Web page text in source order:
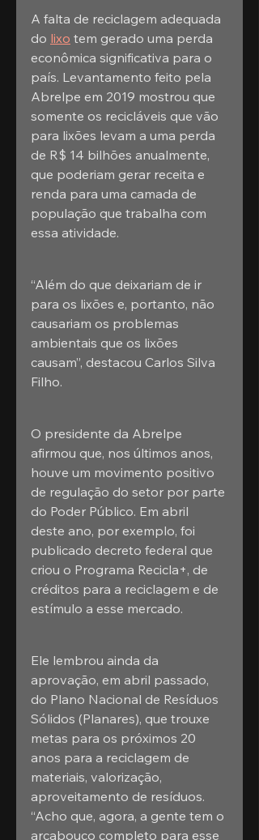
A falta de reciclagem adequada
do lixo tem gerado uma perda
econômica significativa para o
país. Levantamento feito pela
Abrelpe em 2019 mostrou que
somente os recicláveis que vão
para lixões levam a uma perda
de R$ 14 bilhões anualmente,
que poderiam gerar receita e
renda para uma camada de
população que trabalha com
essa atividade.
“Além do que deixariam de ir
para os lixões e, portanto, não
causariam os problemas
ambientais que os lixões
causam”, destacou Carlos Silva
Filho.
O presidente da Abrelpe
afirmou que, nos últimos anos,
houve um movimento positivo
de regulação do setor por parte
do Poder Público. Em abril
deste ano, por exemplo, foi
publicado decreto federal que
criou o Programa Recicla+, de
créditos para a reciclagem e de
estímulo a esse mercado.
Ele lembrou ainda da
aprovação, em abril passado,
do Plano Nacional de Resíduos
Sólidos (Planares), que trouxe
metas para os próximos 20
anos para a reciclagem de
materiais, valorização,
aproveitamento de resíduos.
“Acho que, agora, a gente tem o
arcabouço completo para esse